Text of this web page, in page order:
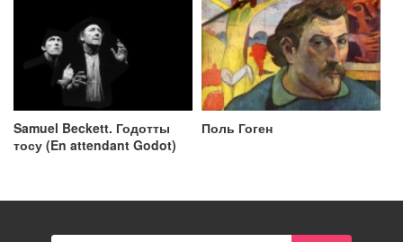
Samuel Beckett. Годотты
тосу (En attendant Godot)
Поль Гоген